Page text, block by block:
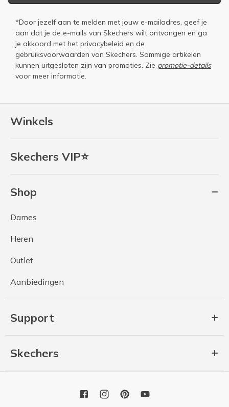
Winkels
Skechers VIP⭐
Shop
Dames
Heren
Outlet
Aanbiedingen
Support
Skechers
*Door jezelf aan te melden met jouw e-mailadres, geef je
aan dat je de e-mails van Skechers wilt ontvangen en ga
je akkoord met het privacybeleid en de
gebruiksvoorwaarden van Skechers. Sommige artikelen
kunnen uitgesloten zijn van promoties. Zie promotie-details
voor meer informatie.